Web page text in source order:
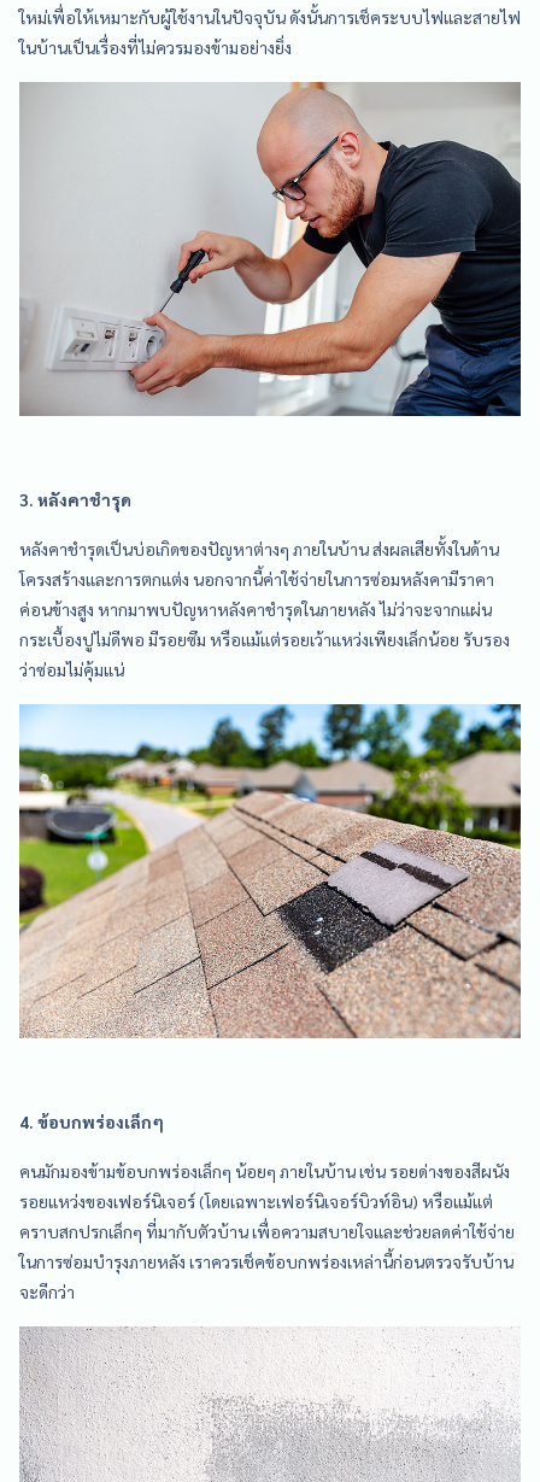
ใหม่เพื่อให้เหมาะกับผู้ใช้งานในปัจจุบัน ดังนั้นการเช็คระบบไฟและสายไฟ
ในบ้านเป็นเรื่องที่ไม่ควรมองข้ามอย่างยิ่ง
3. หลังคาชำรุด
หลังคาชำรุดเป็นบ่อเกิดของปัญหาต่างๆ ภายในบ้าน ส่งผลเสียทั้งในด้าน
โครงสร้างและการตกแต่ง นอกจากนี้ค่าใช้จ่ายในการซ่อมหลังคามีราคา
ค่อนข้างสูง หากมาพบปัญหาหลังคาชำรุดในภายหลัง ไม่ว่าจะจากแผ่น
กระเบื้องปูไม่ดีพอ มีรอยซึม หรือแม้แต่รอยเว้าแหว่งเพียงเล็กน้อย รับรอง
ว่าซ่อมไม่คุ้มแน่
4. ข้อบกพร่องเล็กๆ
คนมักมองข้ามข้อบกพร่องเล็กๆ น้อยๆ ภายในบ้าน เช่น รอยด่างของสีผนัง
รอยแหว่งของเฟอร์นิเจอร์ (โดยเฉพาะเฟอร์นิเจอร์บิวท์อิน) หรือแม้แต่
คราบสกปรกเล็กๆ ที่มากับตัวบ้าน เพื่อความสบายใจและช่วยลดค่าใช้จ่าย
ในการซ่อมบำรุงภายหลัง เราควรเช็คข้อบกพร่องเหล่านี้ก่อนตรวจรับบ้าน
จะดีกว่า